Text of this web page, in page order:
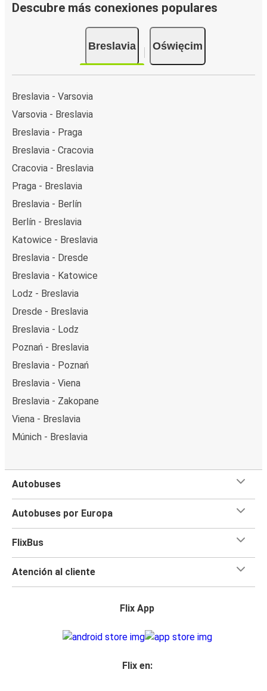
Descubre más conexiones populares
Breslavia Oświęcim
Breslavia - Varsovia
Varsovia - Breslavia
Breslavia - Praga
Breslavia - Cracovia
Cracovia - Breslavia
Praga - Breslavia
Breslavia - Berlín
Berlín - Breslavia
Katowice - Breslavia
Breslavia - Dresde
Breslavia - Katowice
Lodz - Breslavia
Dresde - Breslavia
Breslavia - Lodz
Poznań - Breslavia
Breslavia - Poznań
Breslavia - Viena
Breslavia - Zakopane
Viena - Breslavia
Múnich - Breslavia
Autobuses
Autobuses por Europa
FlixBus
Atención al cliente
Flix App
Flix en: